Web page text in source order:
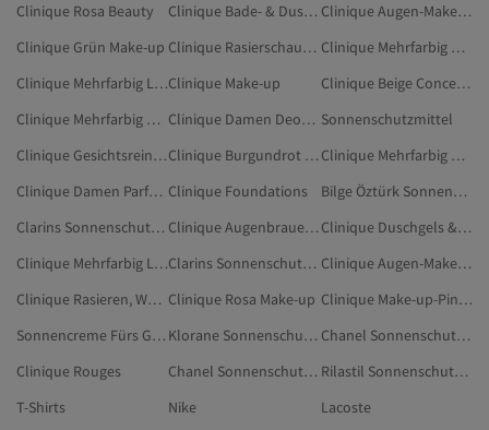
Clinique Rosa Beauty
Clinique Bade- & Duschprodukte
Clinique Augen-Make-up
Clinique Grün Make-up
Clinique Rasierschaum Und -gel
Clinique Mehrfarbig Gesichts-Highlighter
Clinique Mehrfarbig LidschattenClinique Make-up
Clinique Beige Concealer & Korrektoren
Clinique Mehrfarbig Gesichtspuder
Clinique Damen Deodorants Und Roll-ons Sonnenschutzmittel
Clinique Gesichtsreiniger
Clinique Burgundrot Beauty
Clinique Mehrfarbig Concealer & Korrektoren
Clinique Damen Parfum & Deodorant Clinique Foundations
Bilge Öztürk Sonnenschutzpflege
Clarins Sonnenschutzmittel
Clinique Augenbrauen-Fixierer
Clinique Duschgels & Cremes
Clinique Mehrfarbig Lippen-Make-up
Clarins Sonnenschutzpflege
Clinique Augen-Make-up-Entferner
Clinique Rasieren, Wachsen, Haarentfernung Clinique Rosa Make-up
Clinique Make-up-Pinsel
Sonnencreme Fürs Gesicht
Klorane Sonnenschutzpflege
Chanel Sonnenschutzmittel
Clinique Rouges
Chanel Sonnenschutzpflege
Rilastil Sonnenschutzpflege
T-Shirts
Nike
Lacoste